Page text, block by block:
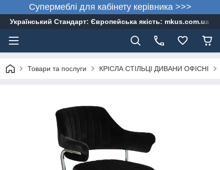
Супермеблі для кабінету керівника >>>
Український Стандарт: Європейська якість: mkus.com.ua
Товари та послуги КРІСЛА СТІЛЬЦІ ДИВАНИ ОФІСНІ